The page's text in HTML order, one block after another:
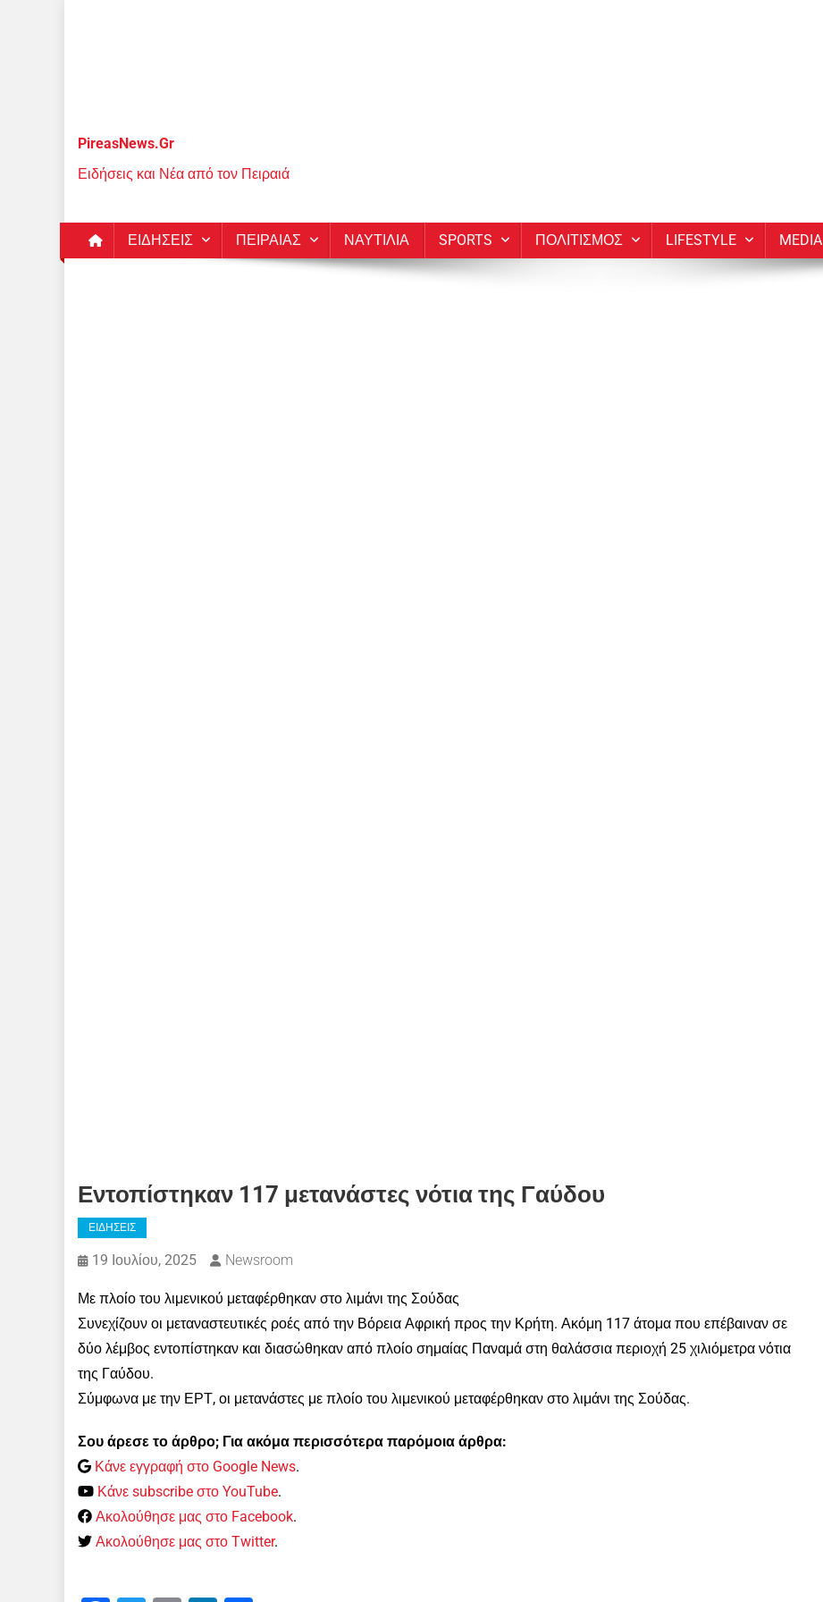
PireasNews.Gr
Ειδήσεις και Νέα από τον Πειραιά
ΕΙΔΗΣΕΙΣ ΠΕΙΡΑΙΑΣ ΝΑΥΤΙΛΙΑ SPORTS ΠΟΛΙΤΙΣΜΟΣ LIFESTYLE MEDIA
Εντοπίστηκαν 117 μετανάστες νότια της Γαύδου
ΕΙΔΗΣΕΙΣ
19 Ιουλίου, 2025 Newsroom
Με πλοίο του λιμενικού μεταφέρθηκαν στο λιμάνι της Σούδας
Συνεχίζουν οι μεταναστευτικές ροές από την Βόρεια Αφρική προς την Κρήτη. Ακόμη 117 άτομα που επέβαιναν σε
δύο λέμβος εντοπίστηκαν και διασώθηκαν από πλοίο σημαίας Παναμά στη θαλάσσια περιοχή 25 χιλιόμετρα νότια
της Γαύδου.
Σύμφωνα με την ΕΡΤ, οι μετανάστες με πλοίο του λιμενικού μεταφέρθηκαν στο λιμάνι της Σούδας.
Σου άρεσε το άρθρο; Για ακόμα περισσότερα παρόμοια άρθρα:
Κάνε εγγραφή στο Google News.
Κάνε subscribe στο YouTube.
Ακολούθησε μας στο Facebook.
Ακολούθησε μας στο Twitter.